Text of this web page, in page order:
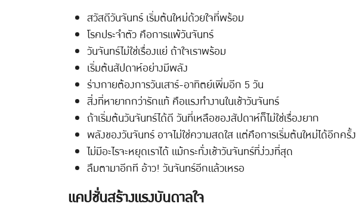
สวัสดีวันจันทร์ เริ่มต้นใหม่ด้วยใจที่พร้อม
โรคประจำตัว คือการแพ้วันจันทร์
วันจันทร์ไม่ใช่เรื่องแย่ ถ้าใจเราพร้อม
เริ่มต้นสัปดาห์อย่างมีพลัง
ร่างกายต้องการวันเสาร์-อาทิตย์เพิ่มอีก 5 วัน
สิ่งที่หายากกว่ารักแท้ คือแรงทำงานในเช้าวันจันทร์
ถ้าเริ่มต้นวันจันทร์ได้ดี วันที่เหลือของสัปดาห์ก็ไม่ใช่เรื่องยาก
พลังของวันจันทร์ อาจไม่ใช่ความสดใส แต่คือการเริ่มต้นใหม่ได้อีกครั้ง
ไม่มีอะไรจะหยุดเราได้ แม้กระทั่งเช้าวันจันทร์ที่ง่วงที่สุด
ลืมตามาอีกที อ้าว! วันจันทร์อีกแล้วเหรอ
แคปชั่นสร้างแรงบันดาลใจ